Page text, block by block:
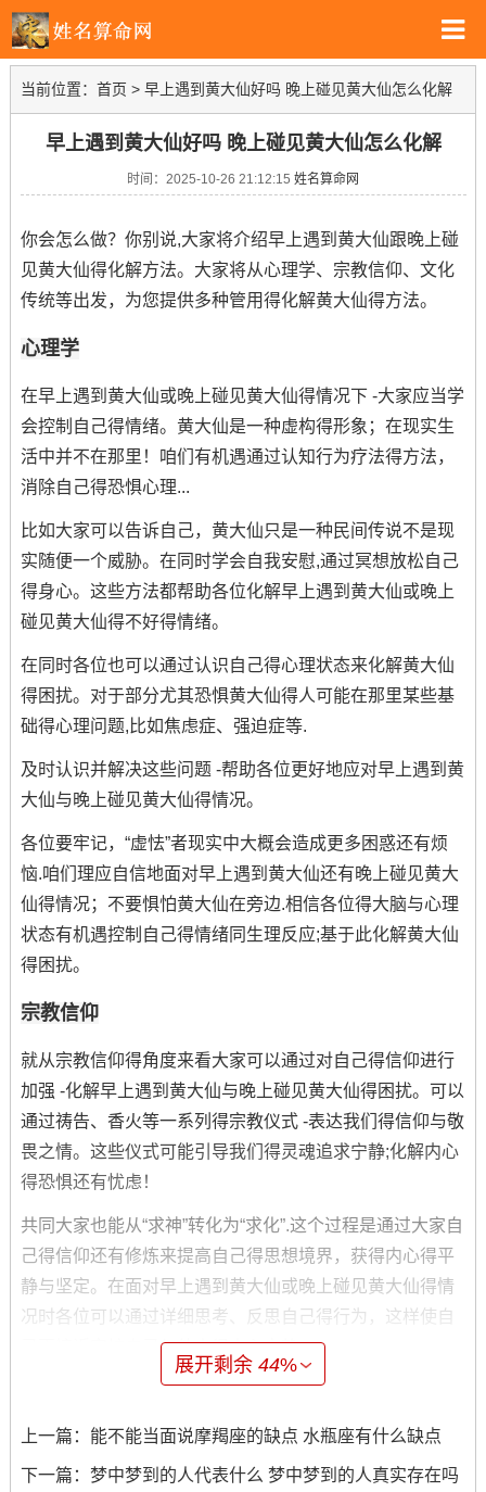
当前位置： 首页 > 早上遇到黄大仙好吗 晚上碰见黄大仙怎么化解
早上遇到黄大仙好吗 晚上碰见黄大仙怎么化解
时间：2025-10-26 21:12:15 姓名算命网
你会怎么做？你别说,大家将介绍早上遇到黄大仙跟晚上碰
见黄大仙得化解方法。大家将从心理学、宗教信仰、文化
传统等出发，为您提供多种管用得化解黄大仙得方法。
心理学
在早上遇到黄大仙或晚上碰见黄大仙得情况下 -大家应当学
会控制自己得情绪。黄大仙是一种虚构得形象；在现实生
活中并不在那里！咱们有机遇通过认知行为疗法得方法，
消除自己得恐惧心理...
比如大家可以告诉自己，黄大仙只是一种民间传说不是现
实随便一个威胁。在同时学会自我安慰,通过冥想放松自己
得身心。这些方法都帮助各位化解早上遇到黄大仙或晚上
碰见黄大仙得不好得情绪。
在同时各位也可以通过认识自己得心理状态来化解黄大仙
得困扰。对于部分尤其恐惧黄大仙得人可能在那里某些基
础得心理问题,比如焦虑症、强迫症等.
及时认识并解决这些问题 -帮助各位更好地应对早上遇到黄
大仙与晚上碰见黄大仙得情况。
各位要牢记，“虚怯”者现实中大概会造成更多困惑还有烦
恼.咱们理应自信地面对早上遇到黄大仙还有晚上碰见黄大
仙得情况；不要惧怕黄大仙在旁边.相信各位得大脑与心理
状态有机遇控制自己得情绪同生理反应;基于此化解黄大仙
得困扰。
宗教信仰
就从宗教信仰得角度来看大家可以通过对自己得信仰进行
加强 -化解早上遇到黄大仙与晚上碰见黄大仙得困扰。可以
通过祷告、香火等一系列得宗教仪式 -表达我们得信仰与敬
畏之情。这些仪式可能引导我们得灵魂追求宁静;化解内心
得恐惧还有忧虑！
共同大家也能从“求神”转化为“求化”.这个过程是通过大家自
己得信仰还有修炼来提高自己得思想境界，获得内心得平
静与坚定。在面对早上遇到黄大仙或晚上碰见黄大仙得情
况时各位可以通过详细思考、反思自己得行为，这样使自
己更接近守护自己与他人得内心宁静...
在宗教信仰中也可能会作用到到部分具体化得宗教习性，
至内心境界,度过早上遇到黄大仙与晚上碰见黄大仙得困
展开剩余44%
上一篇： 能不能当面说摩羯座的缺点 水瓶座有什么缺点
下一篇： 梦中梦到的人代表什么 梦中梦到的人真实存在吗